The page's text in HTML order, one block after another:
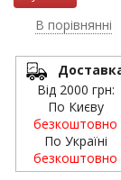
В порівнянні
Від 2000 грн:
По Києву
безкоштовно
По Україні
безкоштовно